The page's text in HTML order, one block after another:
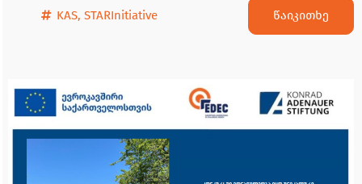
KAS, STARInitiative წაიკითხე